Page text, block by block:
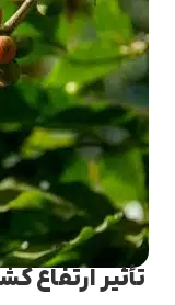
تأثیر ارتفاع